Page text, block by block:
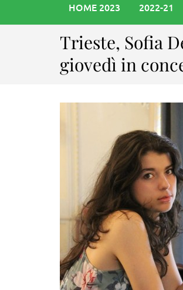
HOME 2023 2022-21
Trieste, Sofia
giovedì in